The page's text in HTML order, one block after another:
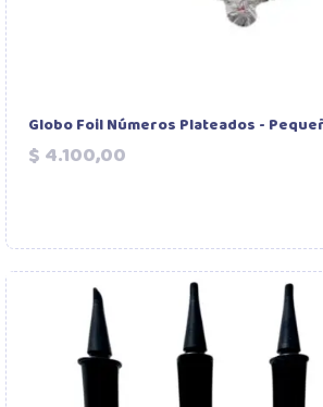
Globo Foil Números Plateados -
$ 4.100,00